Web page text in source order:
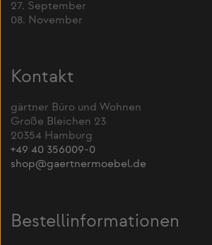
27. September
08. November
Kontakt
gärtner Büro und Wohnen
Große Bleichen 23
20354 Hamburg
+49 40 356009-0
shop@gaertnermoebel.de
Bestellinformationen